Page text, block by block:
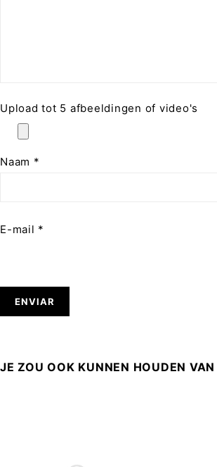
Upload tot 5 afbeeldingen of video's
Naam *
E-mail *
JE ZOU OOK KUNNEN HOUDEN